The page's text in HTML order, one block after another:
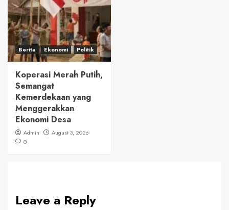
Berita Ekonomi Politik
Koperasi Merah Putih,
Semangat
Kemerdekaan yang
Menggerakkan
Ekonomi Desa
Admin
August 3, 2026
0
Leave a Reply